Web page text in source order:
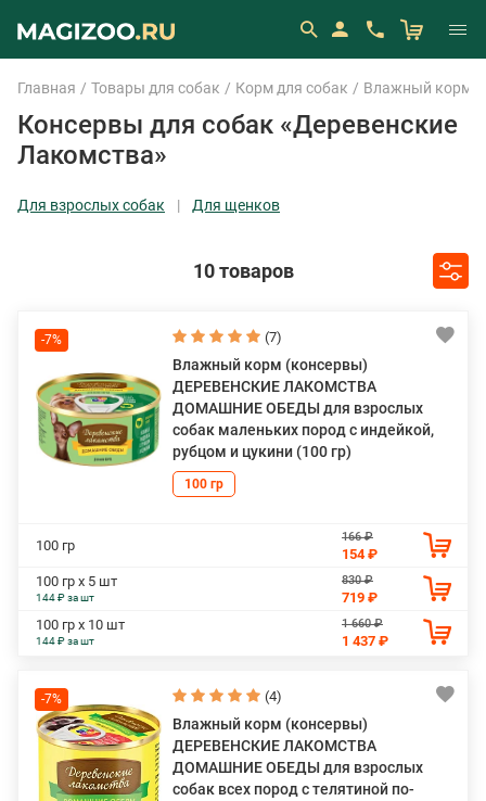
Главная Товары для собак Корм для собак Влажный корм
Консервы для собак «Деревенские
Лакомства»
Для взрослых собак Для щенков
10 товаров
-7% (7)
Влажный корм (консервы)
ДЕРЕВЕНСКИЕ ЛАКОМСТВА
ДОМАШНИЕ ОБЕДЫ для взрослых
собак маленьких пород с индейкой,
рубцом и цукини (100 гр)
100 гр
100 гр
166 ₽
154 ₽
100 гр х 5 шт
144 ₽ за шт
830 ₽
719 ₽
100 гр х 10 шт
144 ₽ за шт
1 660 ₽
1 437 ₽
-7% (4)
Влажный корм (консервы)
ДЕРЕВЕНСКИЕ ЛАКОМСТВА
ДОМАШНИЕ ОБЕДЫ для взрослых
собак всех пород с телятиной по-